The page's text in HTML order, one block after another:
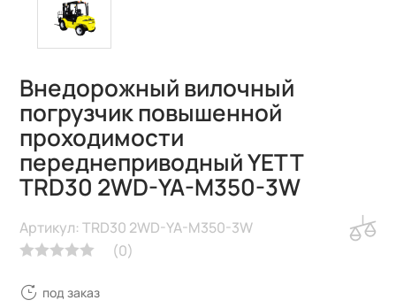
Внедорожный вилочный
погрузчик повышенной
проходимости
переднеприводный YETT
TRD30 2WD-YA-M350-3W
(0)
Артикул: TRD30 2WD-YA-M350-3W
под заказ